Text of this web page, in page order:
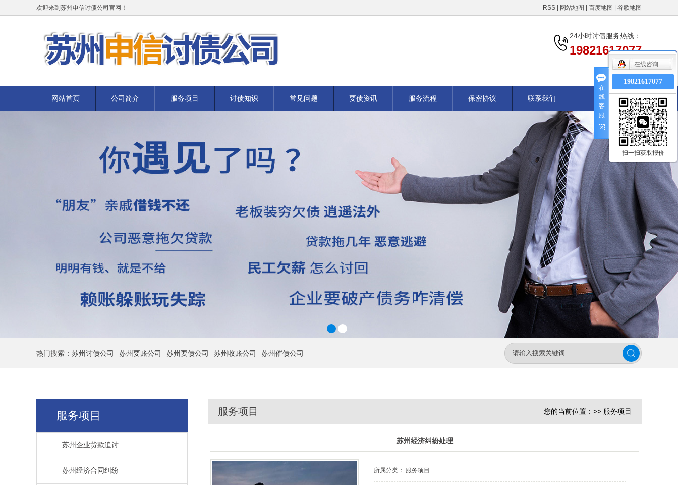
欢迎来到苏州申信讨债公司官网！ RSS 网站地图 百度地图 谷歌地图
24小时讨债服务热线：
19821617077
网站首页 公司简介 服务项目 讨债知识 常见问题 要债资讯 服务流程 保密协议 联系我们
热门搜索： 苏州讨债公司 苏州要账公司 苏州要债公司 苏州收账公司 苏州催债公司
服务项目
苏州企业货款追讨
苏州经济合同纠纷
服务项目 您的当前位置：>> 服务项目
苏州经济纠纷处理
所属分类： 服务项目
在
线
客
服
在线咨询
19821617077
扫一扫获取报价